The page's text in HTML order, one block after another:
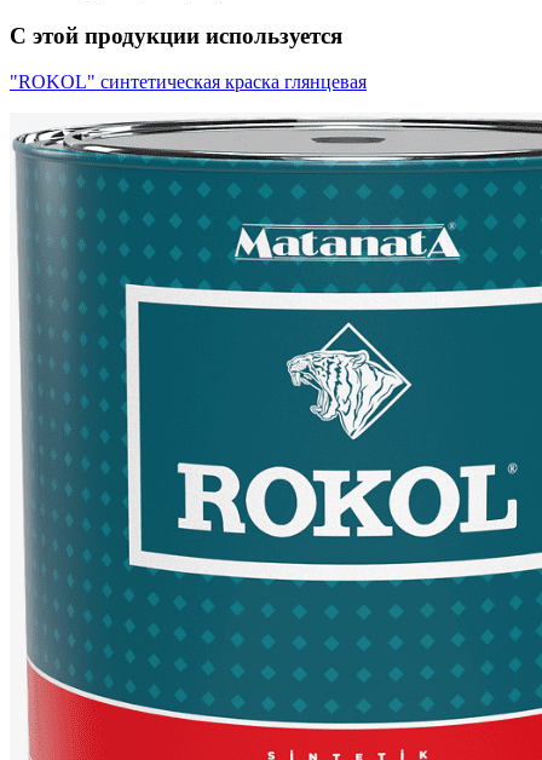
С этой продукции используется
"ROKOL" синтетическая краска глянцевая